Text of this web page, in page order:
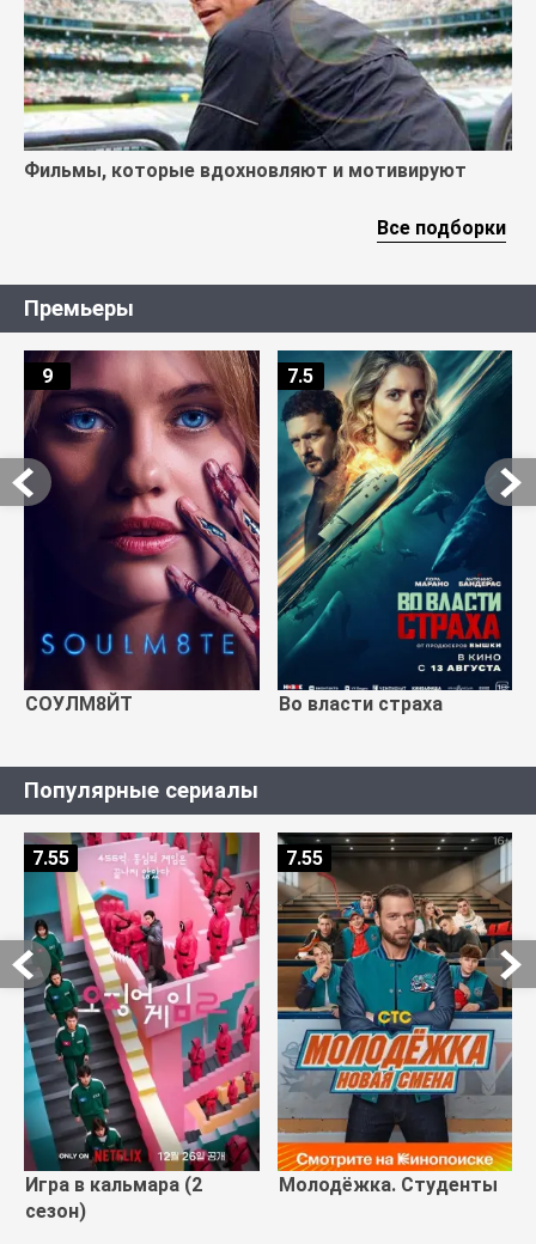
Фильмы, которые вдохновляют и мотивируют
Все подборки
Премьеры
СОУЛМ8ЙТ
9
Во власти страха
7.5
Популярные сериалы
Игра в кальмара (2
сезон)
7.55
Молодёжка. Студенты
7.55